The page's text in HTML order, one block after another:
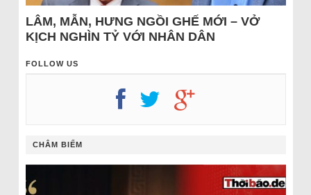
LÂM, MẪN, HƯNG NGỒI GHẾ MỚI – VỞ
KỊCH NGHÌN TỶ VỚI NHÂN DÂN
FOLLOW US
CHÂM BIẾM